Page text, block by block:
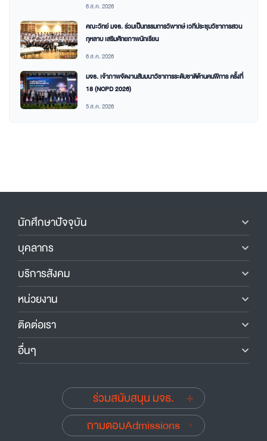
6 ส.ค. 2026
คณะวิทย์ มจธ. ร่วมเป็นกรรมการวิพากษ์ เวทีประชุมวิชาการสวน
กุหลาบ เสริมศักยภาพนักเรียน
6 ส.ค. 2026
มจธ. เจ้าภาพจัดงานสัมมนาวิชาการระดับชาติด้านคนพิการ ครั้งที่
18 (NCPD 2026)
5 ส.ค. 2026
นักศึกษาปัจจุบัน
บุคลากร
บริการสังคม
หน่วยงาน
ติดต่อเรา
อื่นๆ
ร่วมสนับสนุน มจธ.
ถามตอบAdmissions